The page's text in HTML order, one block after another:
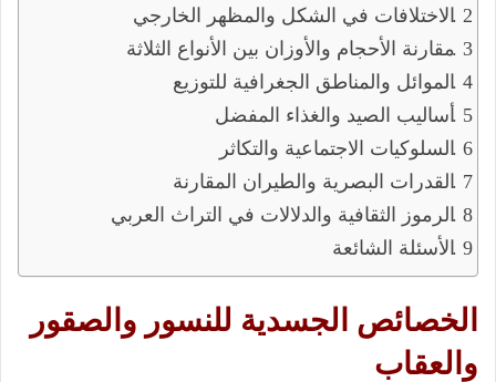
الاختلافات في الشكل والمظهر الخارجي
مقارنة الأحجام والأوزان بين الأنواع الثلاثة
الموائل والمناطق الجغرافية للتوزيع
أساليب الصيد والغذاء المفضل
السلوكيات الاجتماعية والتكاثر
القدرات البصرية والطيران المقارنة
الرموز الثقافية والدلالات في التراث العربي
الأسئلة الشائعة
الخصائص الجسدية للنسور والصقور
والعقاب